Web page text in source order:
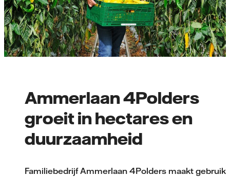
Ammerlaan 4Polders
groeit in hectares en
duurzaamheid
Familiebedrijf Ammerlaan 4Polders maakt gebruik